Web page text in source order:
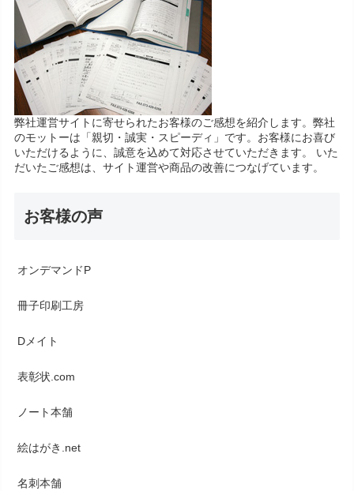
弊社運営サイトに寄せられたお客様のご感想を紹介します。弊社
のモットーは「親切・誠実・スピーディ」です。お客様にお喜び
いただけるように、誠意を込めて対応させていただきます。 いた
だいたご感想は、サイト運営や商品の改善につなげています。
お客様の声
オンデマンドP
冊子印刷工房
Dメイト
表彰状.com
ノート本舗
絵はがき.net
名刺本舗